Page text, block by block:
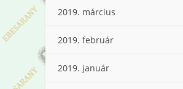
2019. március
2019. február
2019. január